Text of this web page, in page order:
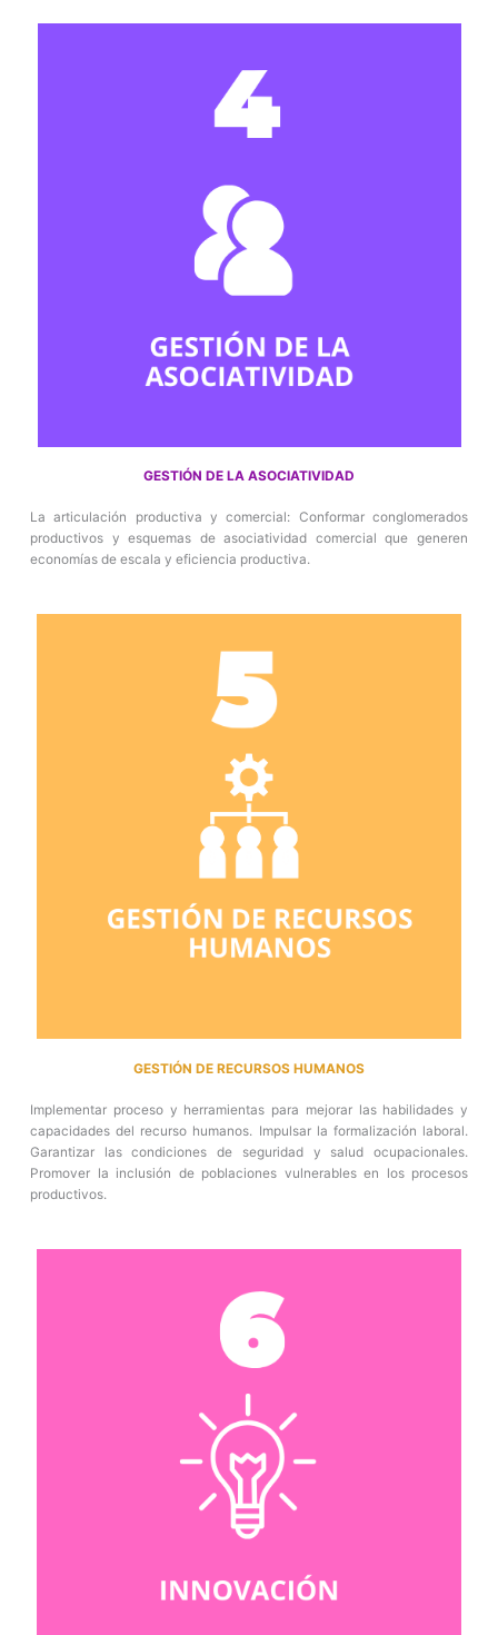
GESTIÓN DE LA ASOCIATIVIDAD
La articulación productiva y comercial: Conformar conglomerados
productivos y esquemas de asociatividad comercial que generen
economías de escala y eficiencia productiva.
GESTIÓN DE RECURSOS HUMANOS
Implementar proceso y herramientas para mejorar las habilidades y
capacidades del recurso humanos. Impulsar la formalización laboral.
Garantizar las condiciones de seguridad y salud ocupacionales.
Promover la inclusión de poblaciones vulnerables en los procesos
productivos.